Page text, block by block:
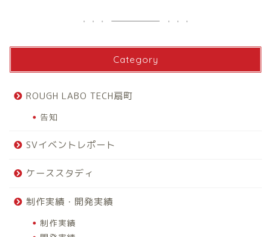
Category
ROUGH LABO TECH扇町
告知
SVイベントレポート
ケーススタディ
制作実績・開発実績
制作実績